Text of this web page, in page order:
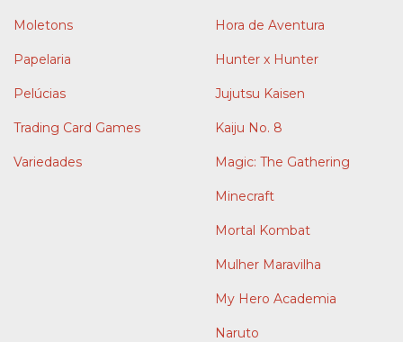
Moletons
Papelaria
Pelúcias
Trading Card Games
Variedades
Hora de Aventura
Hunter x Hunter
Jujutsu Kaisen
Kaiju No. 8
Magic: The Gathering
Minecraft
Mortal Kombat
Mulher Maravilha
My Hero Academia
Naruto